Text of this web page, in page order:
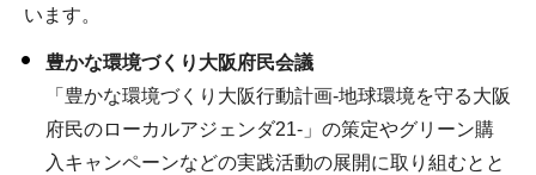
います。
豊かな環境づくり大阪府民会議
「豊かな環境づくり大阪行動計画-地球環境を守る大阪
府民のローカルアジェンダ21-」の策定やグリーン購
入キャンペーンなどの実践活動の展開に取り組むとと